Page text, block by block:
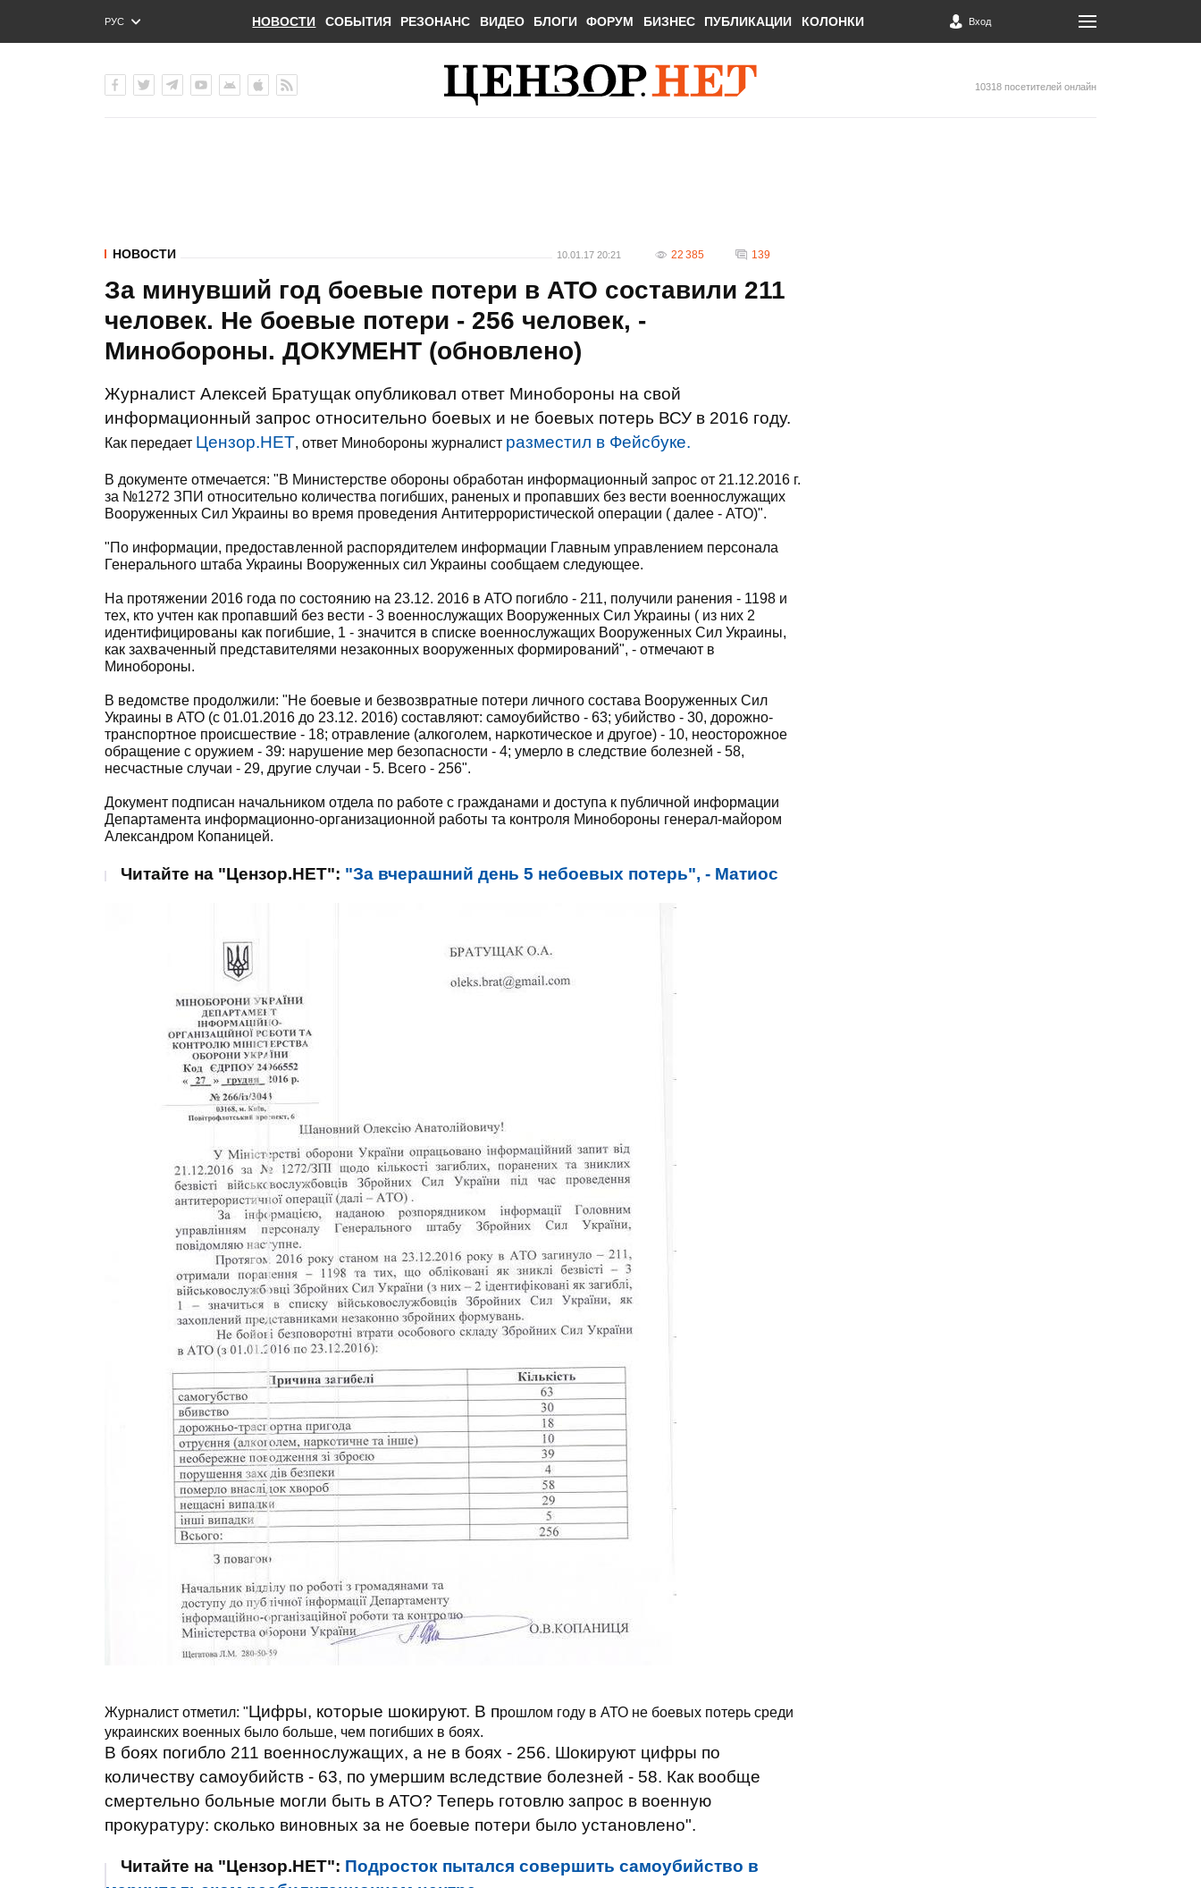
РУС
ENG
НОВОСТИ СОБЫТИЯ РЕЗОНАНС ВИДЕО БЛОГИ ФОРУМ БИЗНЕС ПУБЛИКАЦИИ КОЛОНКИ Вход
10318 посетителей онлайн
НОВОСТИ 10.01.17 20:21 22 385 139
За минувший год боевые потери в АТО составили 211
человек. Не боевые потери - 256 человек, -
Минобороны. ДОКУМЕНТ (обновлено)
Журналист Алексей Братущак опубликовал ответ Минобороны на свой
информационный запрос относительно боевых и не боевых потерь ВСУ в 2016 году.
Как передает Цензор.НЕТ, ответ Минобороны журналист разместил в Фейсбуке.
В документе отмечается: "В Министерстве обороны обработан информационный запрос от 21.12.2016 г.
за №1272 ЗПИ относительно количества погибших, раненых и пропавших без вести военнослужащих
Вооруженных Сил Украины во время проведения Антитеррористической операции ( далее - АТО)".
"По информации, предоставленной распорядителем информации Главным управлением персонала
Генерального штаба Украины Вооруженных сил Украины сообщаем следующее.
На протяжении 2016 года по состоянию на 23.12. 2016 в АТО погибло - 211, получили ранения - 1198 и
тех, кто учтен как пропавший без вести - 3 военнослужащих Вооруженных Сил Украины ( из них 2
идентифицированы как погибшие, 1 - значится в списке военнослужащих Вооруженных Сил Украины,
как захваченный представителями незаконных вооруженных формирований", - отмечают в
Минобороны.
В ведомстве продолжили: "Не боевые и безвозвратные потери личного состава Вооруженных Сил
Украины в АТО (с 01.01.2016 до 23.12. 2016) составляют: самоубийство - 63; убийство - 30, дорожно-
транспортное происшествие - 18; отравление (алкоголем, наркотическое и другое) - 10, неосторожное
обращение с оружием - 39: нарушение мер безопасности - 4; умерло в следствие болезней - 58,
несчастные случаи - 29, другие случаи - 5. Всего - 256".
Документ подписан начальником отдела по работе с гражданами и доступа к публичной информации
Департамента информационно-организационной работы та контроля Минобороны генерал-майором
Александром Копаницей.
Читайте на "Цензор.НЕТ": "За вчерашний день 5 небоевых потерь", - Матиос
Журналист отметил: "Цифры, которые шокируют. В прошлом году в АТО не боевых потерь среди
украинских военных было больше, чем погибших в боях.
В боях погибло 211 военнослужащих, а не в боях - 256. Шокируют цифры по
количеству самоубийств - 63, по умершим вследствие болезней - 58. Как вообще
смертельно больные могли быть в АТО? Теперь готовлю запрос в военную
прокуратуру: сколько виновных за не боевые потери было установлено".
Читайте на "Цензор.НЕТ": Подросток пытался совершить самоубийство в